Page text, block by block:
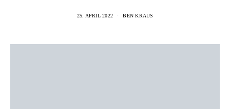
25. APRIL 2022 BEN KRAUS